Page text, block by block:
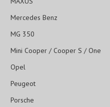
Mercedes Benz
MG 350
Mini Cooper / Cooper S / One
Opel
Peugeot
Porsche